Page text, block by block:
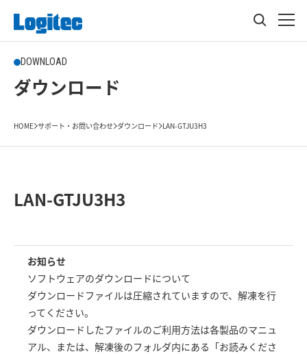
DOWNLOAD
ダウンロード
HOME サポート・お問い合わせ ダウンロード LAN-GTJU3H3
LAN-GTJU3H3
お知らせ
ソフトウェアのダウンロードについて
ダウンロードファイルは圧縮されていますので、解凍を行
ってください。
ダウンロードしたファイルのご利用方法は各製品のマニュ
アル、または、解凍後のフォルダ内にある「お読みくださ